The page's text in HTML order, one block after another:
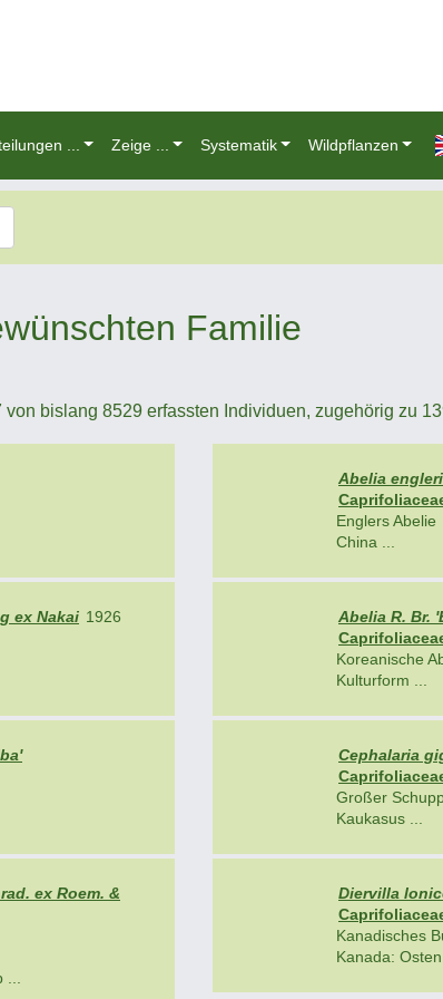
... Zeige ... Systematik Wildpflanzen
Familie
bislang 8529 erfassten Individuen, zugehörig zu
Abelia
Englers Abelie
China ...
ex Nakai 1926
Abelia R. Br.
Koreanische
Kulturform ...
Cephalaria
Großer
Kaukasus ...
ex Roem. &
Diervilla
Kanadisches
Kanada: